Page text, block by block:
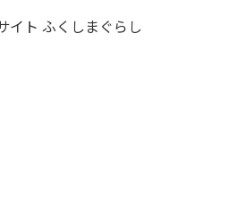
イト ふくしまぐらし